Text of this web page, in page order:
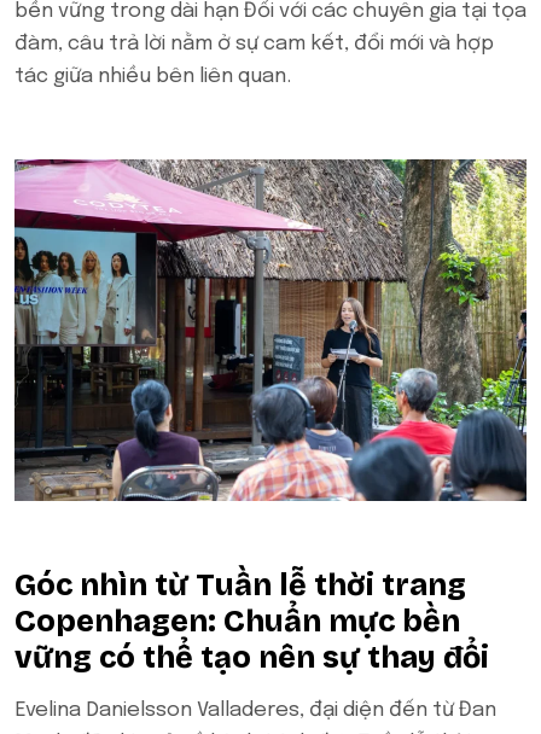
bền vững trong dài hạn Đối với các chuyên gia tại tọa
đàm, câu trả lời nằm ở sự cam kết, đổi mới và hợp
tác giữa nhiều bên liên quan.
Góc nhìn từ Tuần lễ thời trang
Copenhagen: Chuẩn mực bền
vững có thể tạo nên sự thay đổi
Evelina Danielsson Valladeres, đại diện đến từ Đan